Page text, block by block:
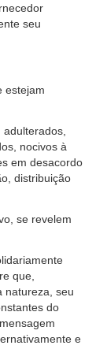
seu
estejam
nocivos à
em desacordo
distribuição
se revelem
que,
natureza, seu
do
e